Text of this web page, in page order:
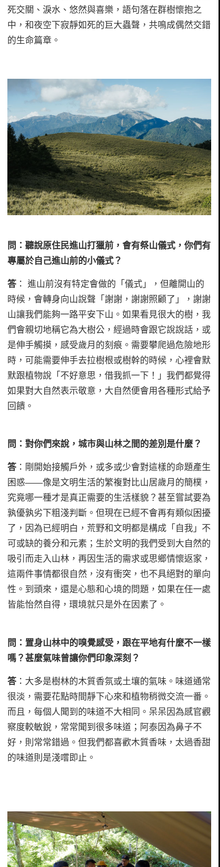
死交關、淚水、悠然與喜樂，語句落在群樹懷抱之
中，和夜空下寂靜如死的巨大蟲聲，共鳴成偶然交錯
的生命篇章。
問：聽說原住民進山打獵前，會有祭山儀式，你們有
專屬於自己進山前的小儀式？
答： 進山前沒有特定會做的「儀式」，但離開山的
時候，會轉身向山說聲「謝謝，謝謝照顧了」，謝謝
山讓我們能夠一路平安下山。如果看見很大的樹，我
們會親切地稱它為大樹公，經過時會跟它說說話，或
是伸手觸摸，感受歲月的刻痕。需要攀爬過危險地形
時，可能需要伸手去拉樹根或樹幹的時候，心裡會默
默跟植物說「不好意思，借我抓一下！」我們都覺得
如果對大自然表示敬意，大自然便會用各種形式給予
回饋。
問：對你們來說，城市與山林之間的差別是什麼？
答：剛開始接觸戶外，或多或少會對這樣的命題產生
困惑——像是文明生活的繁複對比山居歲月的簡樸，
究竟哪一種才是真正需要的生活樣貌？甚至嘗試要為
孰優孰劣下粗淺判斷。但現在已經不會再有類似困擾
了，因為已經明白，荒野和文明都是構成「自我」不
可或缺的養分和元素；生於文明的我們受到大自然的
吸引而走入山林，再因生活的需求或思鄉情懷返家，
這兩件事情都很自然，沒有衝突，也不具絕對的單向
性。到頭來，還是心態和心境的問題，如果在任一處
皆能怡然自得，環境就只是外在因素了。
問：置身山林中的嗅覺感受，跟在平地有什麼不一樣
嗎？甚麼氣味曾讓你們印象深刻？
答：大多是樹林的木質香氛或土壤的氣味。味道通常
很淡，需要花點時間靜下心來和植物稍微交流一番。
而且，每個人聞到的味道不大相同。呆呆因為感官觀
察度較敏銳，常常聞到很多味道；阿泰因為鼻子不
好，則常常錯過。但我們都喜歡木質香味，太過香甜
的味道則是淺嚐即止。